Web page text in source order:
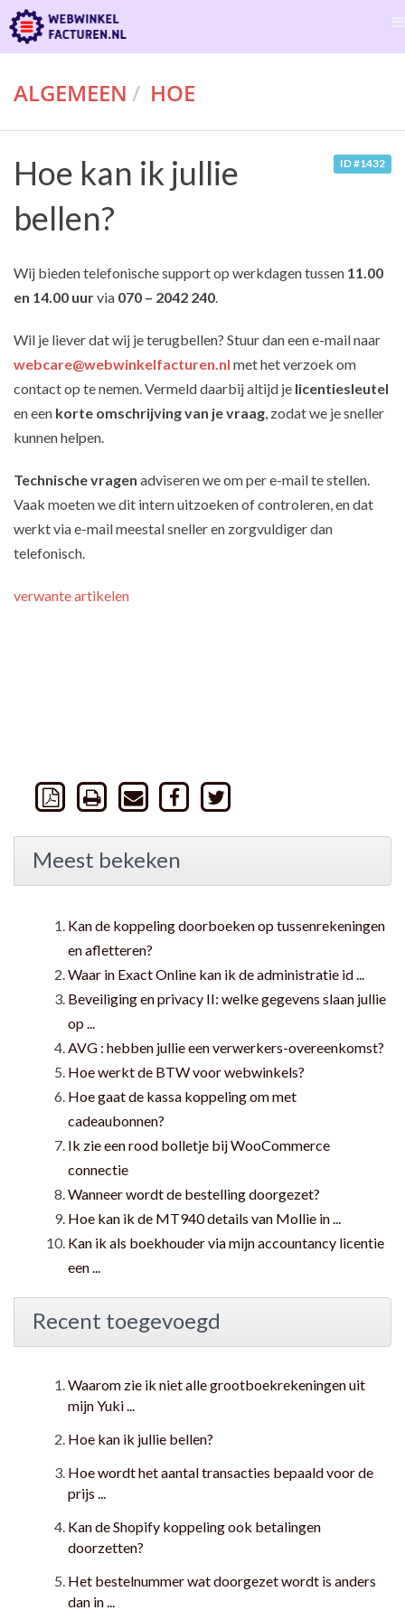
ALGEMEEN HOE
ID #1432
Hoe kan ik jullie
bellen?
Wij bieden telefonische support op werkdagen tussen 11.00
en 14.00 uurvia 070 – 2042 240.
Wil je liever dat wij je terugbellen? Stuur dan een e-mail naar
webcare@webwinkelfacturen.nl met het verzoek om
contact op te nemen. Vermeld daarbij altijd je licentiesleutel
en een korte omschrijving van je vraag, zodat we je sneller
kunnen helpen.
Technische vragen adviseren we om per e-mail te stellen.
Vaak moeten we dit intern uitzoeken of controleren, en dat
werkt via e-mail meestal sneller en zorgvuldiger dan
telefonisch.
verwante artikelen
Meest bekeken
Kan de koppeling doorboeken op tussenrekeningen
en afletteren?
Waar in Exact Online kan ik de administratie id ...
Beveiliging en privacy II: welke gegevens slaan jullie
op ...
AVG : hebben jullie een verwerkers-overeenkomst?
Hoe werkt de BTW voor webwinkels?
Hoe gaat de kassa koppeling om met
cadeaubonnen?
Ik zie een rood bolletje bij WooCommerce
connectie
Wanneer wordt de bestelling doorgezet?
Hoe kan ik de MT940 details van Mollie in ...
Kan ik als boekhouder via mijn accountancy licentie
een ...
Recent toegevoegd
Waarom zie ik niet alle grootboekrekeningen uit
mijn Yuki ...
Hoe kan ik jullie bellen?
Hoe wordt het aantal transacties bepaald voor de
prijs ...
Kan de Shopify koppeling ook betalingen
doorzetten?
Het bestelnummer wat doorgezet wordt is anders
dan in ...